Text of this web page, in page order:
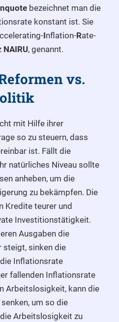
bezeichnet man die
konstant ist. Sie
ccelerating-Inflation-Rate-
NAIRU, genannt.
vs.
mit Hilfe ihrer
so zu steuern, dass
ist. Fällt die
natürliches Niveau sollte
anheben, um die
zu bekämpfen. Die
Kredite teurer und
Investitionstätigkeit.
Ausgaben die
sinken die
Inflationsrate
fallenden Inflationsrate
Arbeitslosigkeit, kann die
um so die
Arbeitslosigkeit zu